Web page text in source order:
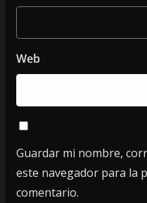
Web
Guardar mi nombre,
este navegador para la
comentario.